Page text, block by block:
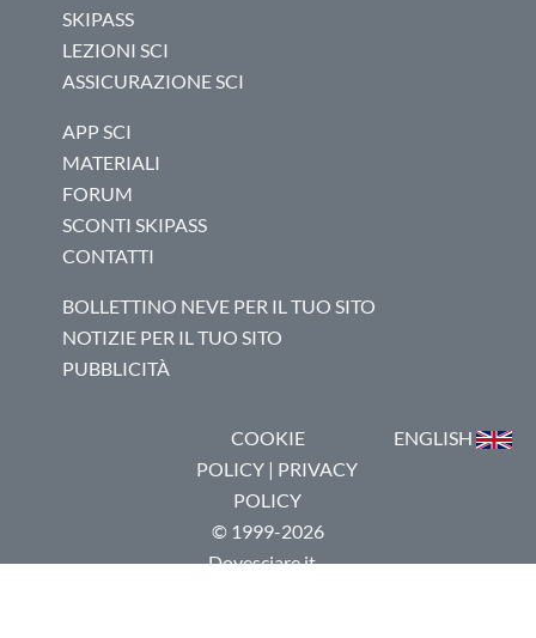
SKIPASS
LEZIONI SCI
ASSICURAZIONE SCI
APP SCI
MATERIALI
FORUM
SCONTI SKIPASS
CONTATTI
BOLLETTINO NEVE PER IL TUO SITO
NOTIZIE PER IL TUO SITO
PUBBLICITÀ
COOKIE
POLICY| PRIVACY
POLICY
© 1999-2026
Dovesciare.it -
ENGLISH